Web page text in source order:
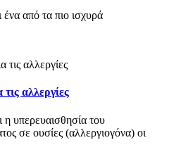
ένα από τα πιο ισχυρά
αλλεργίες
η υπερευαισθησία του
σε ουσίες (αλλεργιογόνα) οι